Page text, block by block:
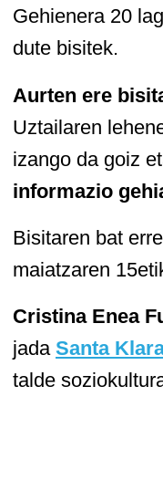
Gehienera 20
dute bisitek.
Aurten ere
Uztailaren
izango da goiz
informazio
Bisitaren bat
maiatzaren
Cristina Enea
jada Santa
talde